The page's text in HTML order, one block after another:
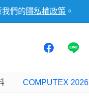
們的 隱私權政策 。
COMPUTEX 2026